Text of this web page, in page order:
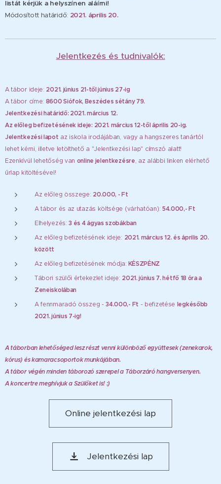
listát kérjük a helyszínen aláírni!
Módosított határidő: 2021. április 20.
Jelentkezés és tudnivalók:
A tábor ideje: 2021. június 21-től június 27-ig
A tábor címe: 8600 Siófok, Beszédes sétány 79.
Jelentkezési határidő: 2021. március 12.
Az előleg befizetésének ideje: 2021. március 12-től április 20-ig.
Jelentkezési lapot az iskola irodájában, vagy a hangszeres tanártól
lehet kérni, illetve letölthető a "Jelentkezési lap" címszó alatt!
Ezenkívül lehetőség van online jelentkezésre, az alábbi linken elérhető
űrlap kitöltésével!
Az előleg összege: 20.000, - Ft
A tábor és az utazás költsége (várhatóan): 54.000,- Ft
Elhelyezés:3 és 4 ágyas szobákban
Az előleg befizetésének ideje: 2021. március 12. és április 20.
között
Az előleg befizetésének módja: KÉSZPÉNZ
Tábori szülői értekezlet ideje: 2021. június 7. hétfő 18 óra a
Zeneiskolában
A fennmaradó összeg -34.000,- Ft - befizetése legkésőbb
2021. június 7-ig!
A táborban lehetőséged lesz részt venni különböző együttesek (zenekarok,
kórus) és kamaracsoportok munkájában.
A tábor végén minden táborozó szerepel a Táborzáró hangversenyen.
A koncertre meghívjuk a Szülőket is! :)
Online jelentkezési lap
Jelentkezési lap